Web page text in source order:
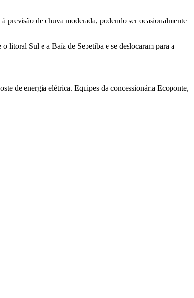
de chuva moderada, podendo ser ocasionalmente
litoral Sul e a Baía de Sepetiba e se deslocaram para a
de energia elétrica. Equipes da concessionária Ecoponte,